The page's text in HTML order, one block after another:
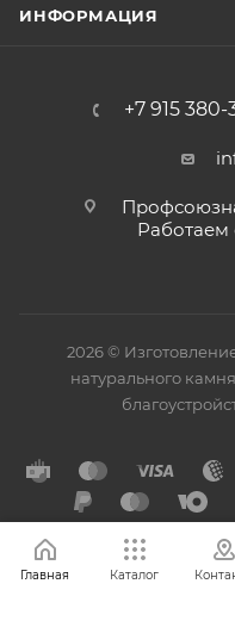
ИНФОРМАЦИЯ
+7 915 380-
Работаем
2026 ©
натурального
Главная Каталог